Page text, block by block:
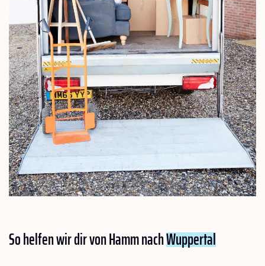
So helfen wir dir von Hamm nachWuppertal